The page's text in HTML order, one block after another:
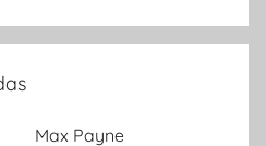
Max Payne